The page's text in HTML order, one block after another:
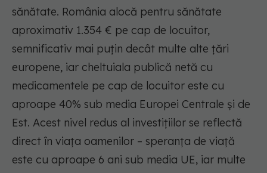
sănătate. România alocă pentru sănătate
aproximativ 1.354 € pe cap de locuitor,
semnificativ mai puțin decât multe alte țări
europene, iar cheltuiala publică netă cu
medicamentele pe cap de locuitor este cu
aproape 40% sub media Europei Centrale și de
Est. Acest nivel redus al investițiilor se reflectă
direct în viața oamenilor – speranța de viață
este cu aproape 6 ani sub media UE, iar multe